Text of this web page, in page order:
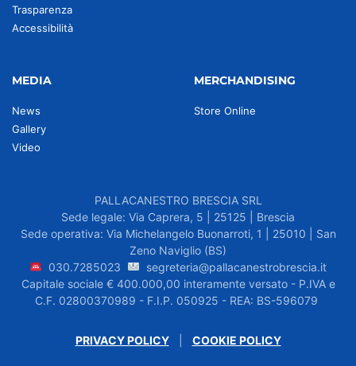
Trasparenza
Accessibilità
MEDIA
News
Gallery
Video
MERCHANDISING
Store Online
PALLACANESTRO BRESCIA SRL
Sede legale: Via Caprera, 5 | 25125 | Brescia
Sede operativa: Via Michelangelo Buonarroti, 1 | 25010 | San
Zeno Naviglio (BS)
030.7285023
segreteria@pallacanestrobrescia.it
Capitale sociale € 400.000,00 interamente versato - P.IVA e
C.F. 02800370989 - F.I.P. 050925 - REA: BS-596079
PRIVACY POLICY| COOKIE POLICY